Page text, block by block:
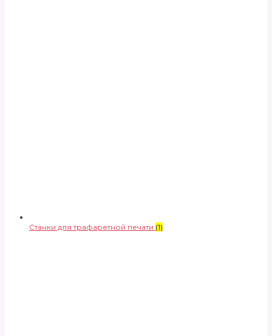
Станки для трафаретной печати (1)